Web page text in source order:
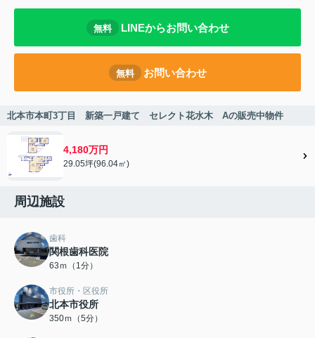
無料 LINEからお問い合わせ
無料 お問い合わせ
北本市本町3丁目 新築一戸建て セレクト花水木 Aの販売中物件
4,180万円
29.05坪(96.04㎡)
周辺施設
歯科
関根歯科医院
63ｍ（1分）
市役所・区役所
北本市役所
350ｍ（5分）